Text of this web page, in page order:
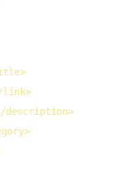
>
link>
description>
>